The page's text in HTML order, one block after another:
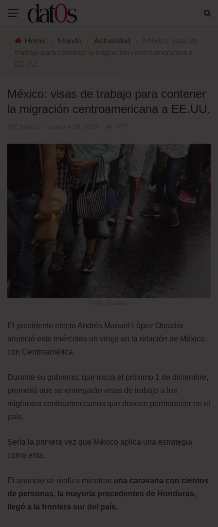
Home Mundo Actualidad
México: visas de trabajo para contener
la migración centroamericana a EE.UU.
El presidente electo Andrés Manuel López Obrador
anunció este miércoles un viraje en la relación de México
con Centroamérica.
Durante su gobierno, que inicia el próximo 1 de diciembre,
prometió que se entregarán visas de trabajo a los
migrantes centroamericanos que deseen permanecer en el
país.
Sería la primera vez que México aplica una estrategia
como esta.
El anuncio se realiza mientras una caravana con cientos
de personas, la mayoría procedentes de Honduras,
llegó a la frontera sur del país.